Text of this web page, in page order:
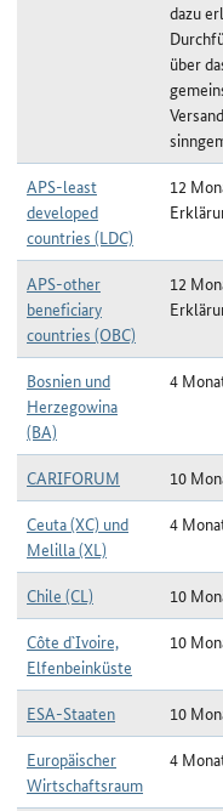
dazu
über
APS-least
developed
countries (LDC)
12
APS-other
beneficiary
countries (OBC)
12
Bosnien und
Herzegowina
(BA)
4
CARIFORUM 10
Ceuta (XC) und
Melilla (XL)
4
Chile (CL)
10
Côte d`Ivoire,
Elfenbeinküste
10
ESA-Staaten 10
Europäischer
Wirtschaftsraum
4